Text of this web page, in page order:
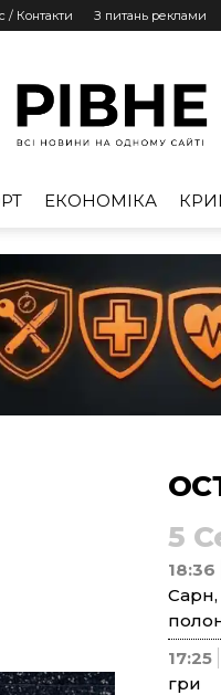
/ Контакти З питань реклами
ЕКОНОМІКА
5
18:36
Сарн,
17:25
гри